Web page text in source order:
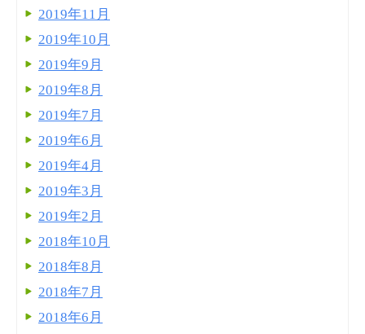
2019年11月
2019年10月
2019年9月
2019年8月
2019年7月
2019年6月
2019年4月
2019年3月
2019年2月
2018年10月
2018年8月
2018年7月
2018年6月